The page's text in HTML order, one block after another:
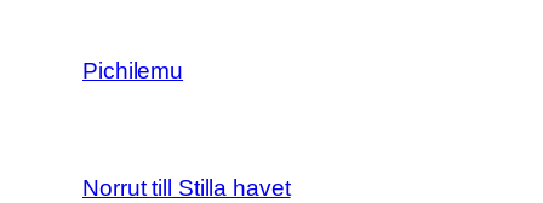
Pichilemu
Norrut till Stilla havet